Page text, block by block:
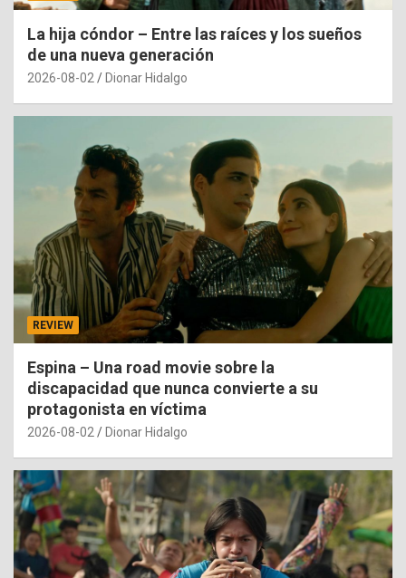
La hija cóndor – Entre las raíces y los sueños
de una nueva generación
2026-08-02 Dionar Hidalgo
REVIEW
Espina – Una road movie sobre la
discapacidad que nunca convierte a su
protagonista en víctima
2026-08-02 Dionar Hidalgo